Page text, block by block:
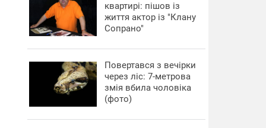
квартирі: пішов із
життя актор із "Клану
Сопрано"
Повертався з вечірки
через ліс: 7-метрова
змія вбила чоловіка
(фото)